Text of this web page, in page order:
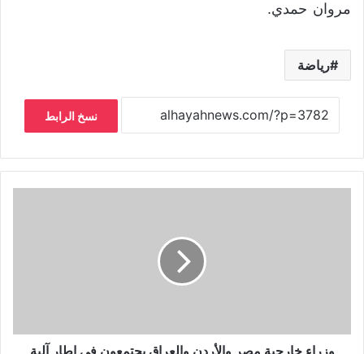
مروان حمدي.
رياضة
نسخ الرابط